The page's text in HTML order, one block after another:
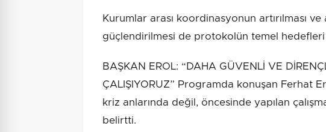
Kurumlar arası koordinasyonun artırılması
güçlendirilmesi de protokolün temel hedefleri
BAŞKAN EROL: “DAHA GÜVENLİ VE
ÇALIŞIYORUZ” Programda konuşan Ferhat
kriz anlarında değil, öncesinde yapılan
belirtti.